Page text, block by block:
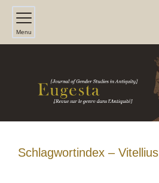
Menu
Schlagwortindex – Vitellius